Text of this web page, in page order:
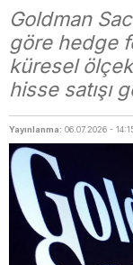
Goldman
göre hedge
küresel
hisse satışı
Yayınlanma: 06.07.2026 -